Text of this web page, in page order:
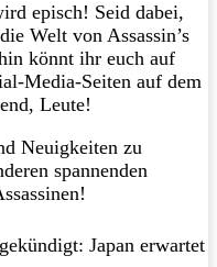
episch! Seid dabei,
Welt von Assassin’s
könnt ihr euch auf
Media-Seiten auf dem
Leute!
Neuigkeiten zu
spannenden